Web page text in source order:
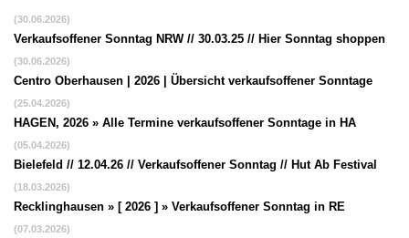
(30.06.2026)
Verkaufsoffener Sonntag NRW // 30.03.25 // Hier Sonntag shoppen
(30.06.2026)
Centro Oberhausen | 2026 | Übersicht verkaufsoffener Sonntage
(25.04.2026)
HAGEN, 2026 » Alle Termine verkaufsoffener Sonntage in HA
(05.04.2026)
Bielefeld // 12.04.26 // Verkaufsoffener Sonntag // Hut Ab Festival
(18.03.2026)
Recklinghausen » [ 2026 ] » Verkaufsoffener Sonntag in RE
(07.03.2026)